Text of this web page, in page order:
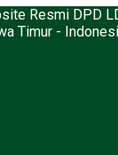
Resmi DPD
Timur -